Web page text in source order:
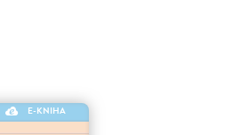
E-KNIHA